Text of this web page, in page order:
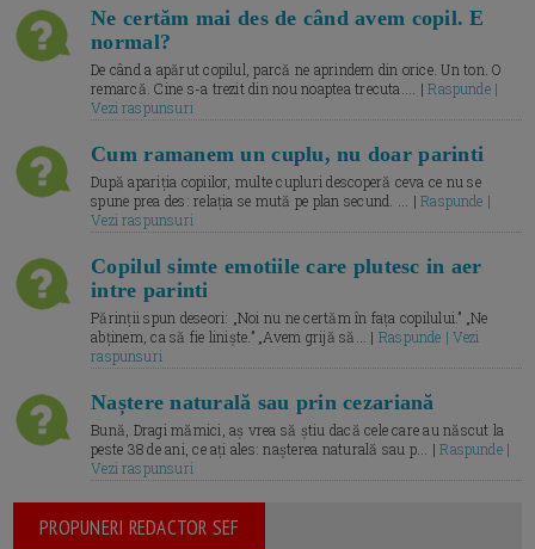
Ne certăm mai des de când avem copil. E
normal?
De când a apărut copilul, parcă ne aprindem din orice. Un ton. O
remarcă. Cine s-a trezit din nou noaptea trecuta.... |Raspunde |
Vezi raspunsuri
Cum ramanem un cuplu, nu doar parinti
După apariția copiilor, multe cupluri descoperă ceva ce nu se
spune prea des: relația se mută pe plan secund. ... |Raspunde |
Vezi raspunsuri
Copilul simte emotiile care plutesc in aer
intre parinti
Părinții spun deseori: „Noi nu ne certăm în fața copilului.” „Ne
abținem, ca să fie liniște.” „Avem grijă să... | Raspunde | Vezi
raspunsuri
Naștere naturală sau prin cezariană
Bună, Dragi mămici, aș vrea să știu dacă cele care au născut la
peste 38 de ani, ce ați ales: nașterea naturală sau p... |Raspunde |
Vezi raspunsuri
PROPUNERI REDACTOR SEF